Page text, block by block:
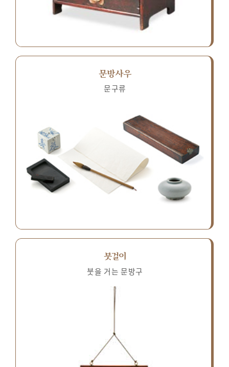
문방사우
문구류
붓걸이
붓을 거는 문방구